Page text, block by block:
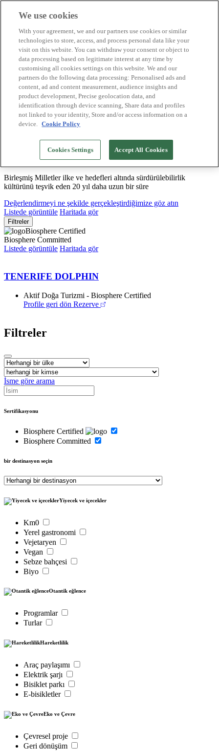
Biosphere Şirketlerini
Değerlendirmeyi nasıl yapıyoruz
Biz kimiz
TR
English
Español
Português
Français
Català
Deutsch
Sürdürülebilir modeller oluşturuyor ve iyi
uygulamaları tasdikliyoruz
Birleşmiş Milletler ilke ve hedefleri altında sürdürülebilirlik
kültürünü teşvik eden 20 yıl daha uzun bir süre
Değerlendirmeyi ne şekilde gerçekleştirdiğimize göz atın
Listede görüntüle Haritada gör
Filtreler
Biosphere Certified
Biosphere Committed
Listede görüntüle Haritada gör
TENERIFE DOLPHIN
Aktif Doğa Turizmi - Biosphere Certified
Profile geri dön Rezerve
Filtreler
İsme göre arama
Sertifikasyonu
Biosphere Certified
Biosphere Committed
bir destinasyon seçin
Yiyecek ve içecekler
Km0
Yerel gastronomi
Vejetaryen
Vegan
Sebze bahçesi
Biyo
Otantik eğlence
Programlar
Turlar
Hareketlilik
Araç paylaşımı
Elektrik şarjı
Bisiklet parkı
E-bisikletler
Eko ve Çevre
Çevresel proje
Geri dönüşüm
We use cookies
With your agreement, we and our partners use cookies or similar
technologies to store, access, and process personal data like your
visit on this website. You can withdraw your consent or object to
data processing based on legitimate interest at any time by
customising all cookies settings on this website. We and our
partners do the following data processing: Personalised ads and
content, ad and content measurement, audience insights and
product development, Precise geolocation data, and
identification through device scanning, Share data and profiles
not linked to your identity, Store and/or access information on a
device. Cookie Policy
Cookies Settings Accept All Cookies